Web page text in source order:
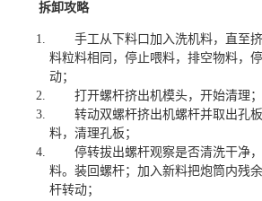
拆卸攻略
手工从下料口加入洗机料，直至
料粒料相同，停止喂料，排空物料，
动；
打开螺杆挤出机模头，开始清理；
转动双螺杆挤出机螺杆并取出孔
料，清理孔板；
停转拔出螺杆观察是否清洗干净
料。装回螺杆；加入新料把炮筒内残
杆转动；